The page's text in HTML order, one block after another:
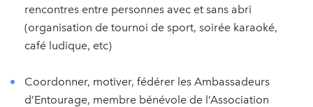
rencontres entre personnes avec et sans abri
(organisation de tournoi de sport, soirée karaoké,
café ludique, etc)
Coordonner, motiver, fédérer les Ambassadeurs
d’Entourage, membre bénévole de l’Association